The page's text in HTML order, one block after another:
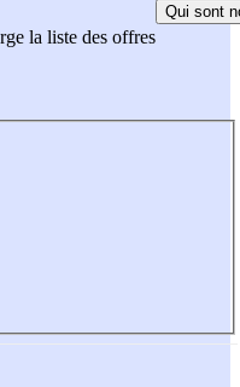
la liste des offres
Qui sont